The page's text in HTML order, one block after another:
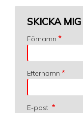
SKICKA
Förnamn
Efternamn
E-post